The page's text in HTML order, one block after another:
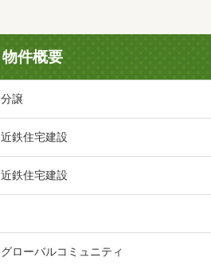
物件概要
分譲
近鉄住宅建設
近鉄住宅建設
グローバルコミュニティ